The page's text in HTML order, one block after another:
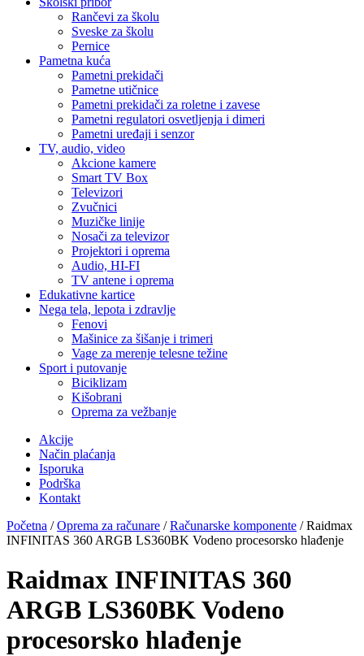
Rančevi za školu
Sveske za školu
Pernice
Pametna kuća
Pametni prekidači
Pametne utičnice
Pametni prekidači za roletne i zavese
Pametni regulatori osvetljenja i dimeri
Pametni uređaji i senzor
TV, audio, video
Akcione kamere
Smart TV Box
Televizori
Zvučnici
Muzičke linije
Nosači za televizor
Projektori i oprema
Audio, HI-FI
TV antene i oprema
Edukativne kartice
Nega tela, lepota i zdravlje
Fenovi
Mašinice za šišanje i trimeri
Vage za merenje telesne težine
Sport i putovanje
Biciklizam
Kišobrani
Oprema za vežbanje
Akcije
Način plaćanja
Isporuka
Podrška
Kontakt
Početna /Oprema za računare /Računarske komponente / Raidmax
INFINITAS 360 ARGB LS360BK Vodeno procesorsko hlađenje
Raidmax INFINITAS 360
ARGB LS360BK Vodeno
procesorsko hlađenje